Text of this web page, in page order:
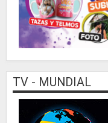
TV - MUNDIAL